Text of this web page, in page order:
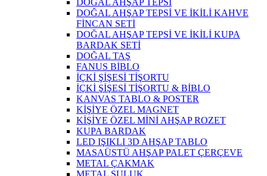
DOĞAL AHŞAP TEPSİ
DOĞAL AHŞAP TEPSİ VE İKİLİ KAHVE
FİNCAN SETİ
DOĞAL AHŞAP TEPSİ VE İKİLİ KUPA
BARDAK SETİ
DOĞAL TAŞ
FANUS BİBLO
İÇKİ ŞİŞESİ TİŞORTU
İÇKİ ŞİŞESİ TİŞORTU & BİBLO
KANVAS TABLO & POSTER
KİŞİYE ÖZEL MAGNET
KİŞİYE ÖZEL MİNİ AHŞAP ROZET
KUPA BARDAK
LED IŞIKLI 3D AHŞAP TABLO
MASAÜSTÜ AHŞAP PALET ÇERÇEVE
METAL ÇAKMAK
METAL SULUK